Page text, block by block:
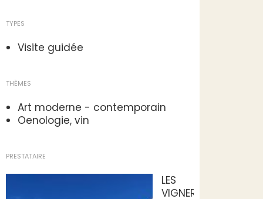
TYPES
Visite guidée
THÈMES
Art moderne - contemporain
Oenologie, vin
PRESTATAIRE
LES
VIGNERONS